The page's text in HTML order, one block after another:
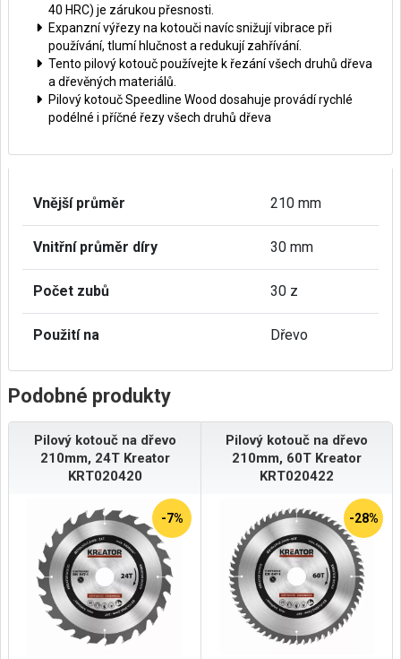
40 HRC) je zárukou přesnosti.
Expanzní výřezy na kotouči navíc snižují vibrace při
používání, tlumí hlučnost a redukují zahřívání.
Tento pilový kotouč používejte k řezání všech druhů dřeva
a dřevěných materiálů.
Pilový kotouč Speedline Wood dosahuje provádí rychlé
podélné i příčné řezy všech druhů dřeva
Vnější průměr 210 mm
Vnitřní průměr díry 30 mm
Počet zubů 30 z
Použití na Dřevo
Podobné produkty
Pilový kotouč na dřevo
210mm, 24T Kreator
KRT020420
-7%
Pilový kotouč na dřevo
210mm, 60T Kreator
KRT020422
-28%